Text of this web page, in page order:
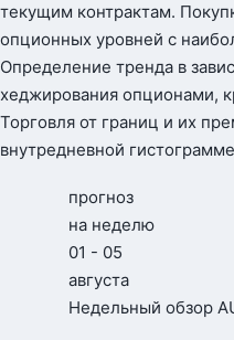
текущим контрактам.
опционных уровней с
Определение тренда в
хеджирования опционами,
Торговля от границ и их
внутредневной
прогноз
на неделю
01 - 05
августа
Недельный обзор